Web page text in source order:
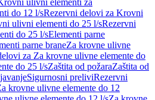
ulivni elementi za
do 12 l/sRezervni delovi za Krovni
ulivni elementi do 25 l/sRezervni
do 25 l/sElementi parne
parne braneZa krovne ulivne
za Za krovne ulivne elemente do
do 25 l/sZaštita od požaraZaštita od
Sigurnosni preliviRezervni
krovne ulivne elemente do 12